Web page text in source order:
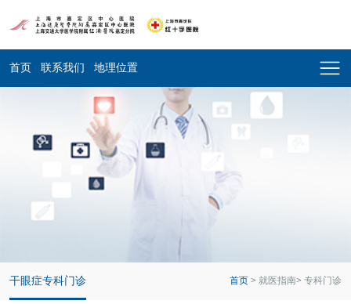
首页 联系我们 地理位置
干眼症专科门诊 首页 >就医指南>专科门诊